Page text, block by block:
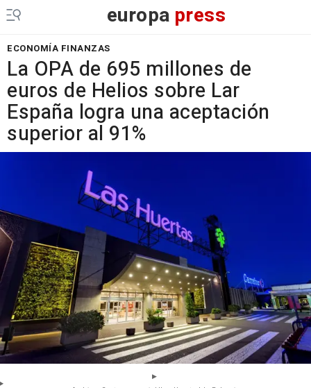
europa press
ECONOMÍA FINANZAS
La OPA de 695 millones de
euros de Helios sobre Lar
España logra una aceptación
superior al 91%